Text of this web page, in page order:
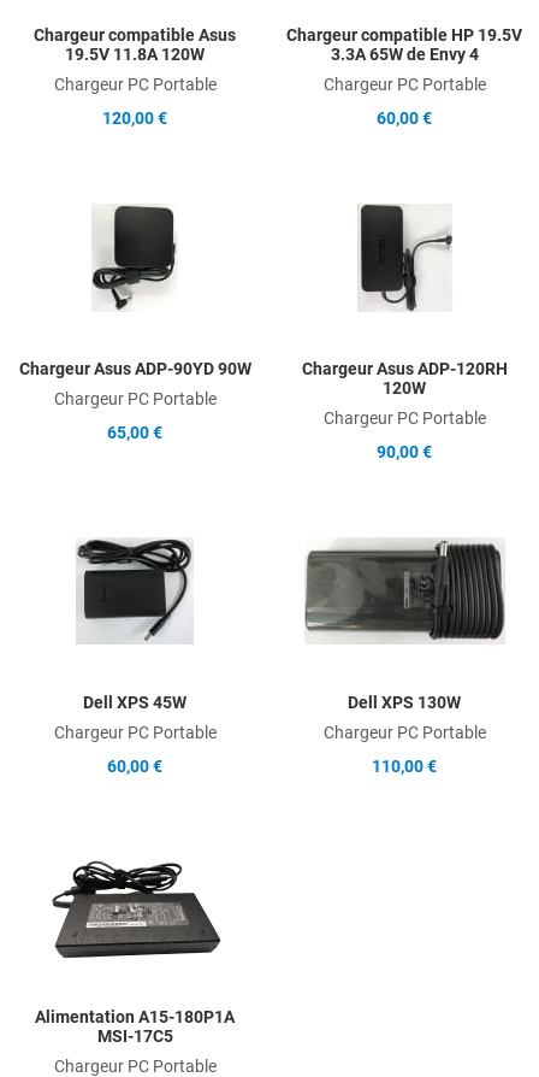
Chargeur compatible Asus
19.5V 11.8A 120W
Chargeur PC Portable
120,00 €
Chargeur compatible HP 19.5V
3.3A 65W de Envy 4
Chargeur PC Portable
60,00 €
Chargeur Asus ADP-90YD 90W
Chargeur PC Portable
65,00 €
Chargeur Asus ADP-120RH
120W
Chargeur PC Portable
90,00 €
Add to Compare
Quick View
Dell XPS 45W
Chargeur PC Portable
60,00 €
Dell XPS 130W
Chargeur PC Portable
110,00 €
Alimentation A15-180P1A
MSI-17C5
Chargeur PC Portable